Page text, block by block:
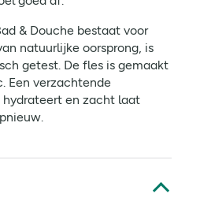
& Douche bestaat voor
natuurlijke oorsprong, is
getest. De fles is gemaakt
Een verzachtende
hydrateert en zacht laat